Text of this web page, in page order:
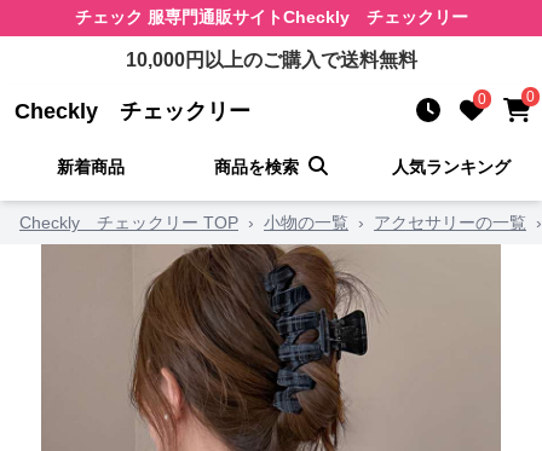
チェック 服専門通販サイトCheckly チェックリー
10,000円以上のご購入で送料無料
Checkly チェックリー 0 0
新着商品 商品を検索 人気ランキング
Checkly チェックリー TOP › 小物の一覧 › アクセサリーの一覧 ›